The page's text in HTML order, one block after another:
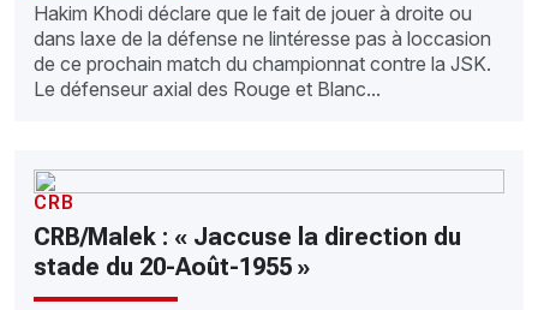
Hakim Khodi déclare que le fait de jouer à droite ou
dans laxe de la défense ne lintéresse pas à loccasion
de ce prochain match du championnat contre la JSK.
Le défenseur axial des Rouge et Blanc...
CRB
CRB/Malek : « Jaccuse la direction du
stade du 20-Août-1955 »